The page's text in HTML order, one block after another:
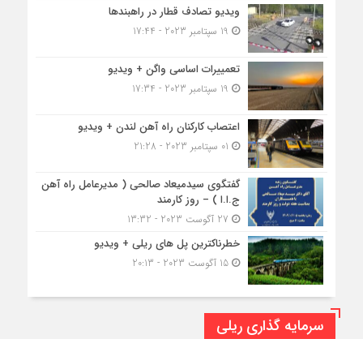
ویدیو تصادف قطار در راهبندها
تعمییرات اساسی واگن + ویدیو
اعتصاب کارکنان راه آهن لندن + ویدیو
گفتگوی سیدمیعاد صالحی ( مدیرعامل راه آهن
ج.ا.ا ) – روز کارمند
خطرناکترین پل های ریلی + ویدیو
15 آگوست 2023 - 20:13
سرمایه گذاری ریلی